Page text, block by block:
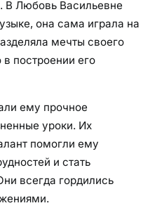
В Любовь Васильевне
она сама играла на
мечты своего
построении его
ему прочное
уроки. Их
помогли ему
и стать
всегда гордились